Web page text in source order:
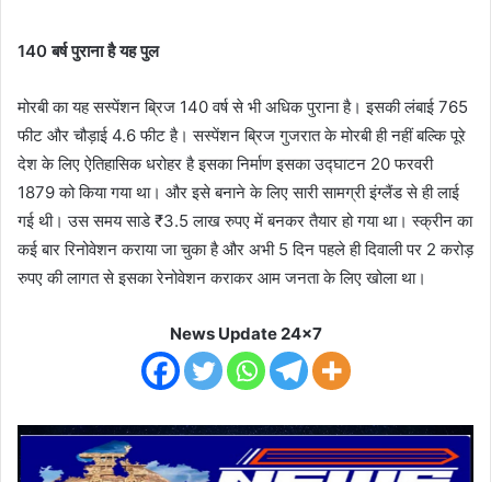
140 बर्ष पुराना है यह पुल
मोरबी का यह सस्पेंशन ब्रिज 140 वर्ष से भी अधिक पुराना है। इसकी लंबाई 765
फीट और चौड़ाई 4.6 फीट है। सस्पेंशन ब्रिज गुजरात के मोरबी ही नहीं बल्कि पूरे
देश के लिए ऐतिहासिक धरोहर है इसका निर्माण इसका उद्घाटन 20 फरवरी
1879 को किया गया था। और इसे बनाने के लिए सारी सामग्री इंग्लैंड से ही लाई
गई थी। उस समय साडे ₹3.5 लाख रुपए में बनकर तैयार हो गया था। स्क्रीन का
कई बार रिनोवेशन कराया जा चुका है और अभी 5 दिन पहले ही दिवाली पर 2 करोड़
रुपए की लागत से इसका रेनोवेशन कराकर आम जनता के लिए खोला था।
News Update 24x7